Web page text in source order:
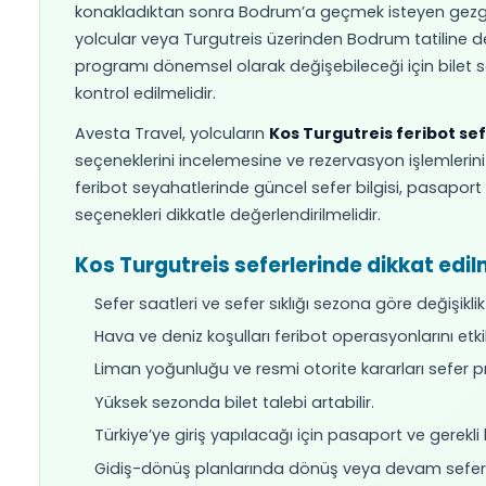
Kos tatilini Bodrum ve Turgutreis
Uluslararası kısa deniz yolculuğu arayan
Online rezervasyon sayesinde bilet satın
Aileler, çiftler, arkadaş grupları ve bireysel
Kos Turgutreis Feribot
Kos Turgutreis feribot seferleri, seyahat
kararlarına, feribot işletmecilerinin operasyon
sezonunda Yunan Adaları ile Bodrum
yükselebilir. Bu nedenle yolcuların seyahat
Kos Turgutreis hattı, Kos’tan Türkiye’ye
konakladıktan sonra Bodrum’a geçmek
programı dönemsel olarak değişebileceği
kontrol edilmelidir.